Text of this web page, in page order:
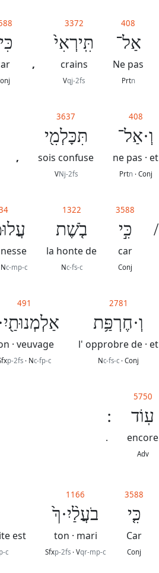
408
אַל־
Ne pas
Prtn
3372
תִּֽירְאִי֙
crains
Vqj-2fs
,
408
וְ·אַל־
ne pas · et
Prtn · Conj
3637
תִּכָּלְמִ֖י
sois confuse
VNj-2fs
,
/
3588
כִּ֣י
car
Conj
1322
בֹ֤שֶׁת
la honte de
Nc-fs-c
Nc-mp-c
2781
וְ·חֶרְפַּ֥ת
l' opprobre de · et
Nc-fs-c · Conj
491
· veuvage
p-2fs· Nc-fp-c
5750
עֽוֹד
encore
Adv
.
3588
כִּ֤י
Car
Conj
1166
בֹעֲלַ֨יִ·ךְ֙
ton · mari
Sfxp-2fs · Vqr-mp-c
est
c